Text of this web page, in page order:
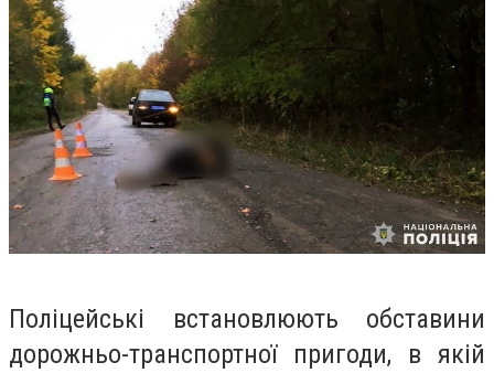
Поліцейські встановлюють обставини
дорожньо-транспортної пригоди, в якій